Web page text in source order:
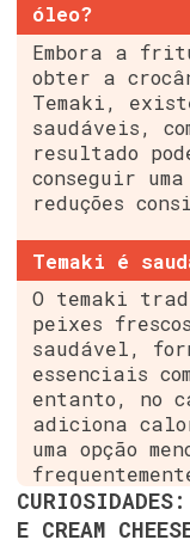
óleo?
Embora a
obter a
Temaki,
saudáveis,
resultado
conseguir
reduções
Temaki é
O temaki
peixes
saudável,
essenciais
entanto, no
adiciona
uma opção
E CREAM